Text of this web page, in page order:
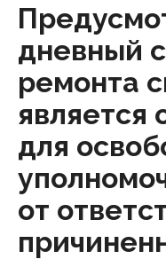
дневный
ремонта
является
для
от